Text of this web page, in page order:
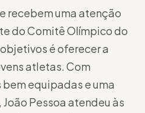
recebem uma atenção
do Comitê Olímpico do
é oferecer a
atletas. Com
equipadas e uma
Pessoa atendeu às